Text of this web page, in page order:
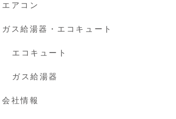
エアコン
ガス給湯器・エコキュート
エコキュート
ガス給湯器
会社情報